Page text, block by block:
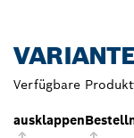
Verfügbare
ausklappen